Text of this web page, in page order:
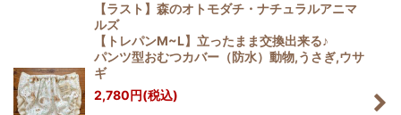
【ラスト】森のオトモダチ・ナチュラルアニマ
ルズ
【トレパンM~L】立ったまま交換出来る♪
パンツ型おむつカバー（防水）動物,うさぎ,ウサ
ギ
2,780円(税込)